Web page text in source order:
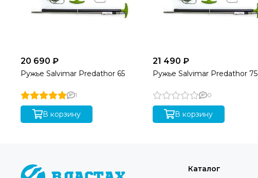
20 690 ₽
Ружье Salvimar Predathor 65
1
В корзину
21 490 ₽
Ружье Salvimar Predathor 75
0
В корзину
Каталог